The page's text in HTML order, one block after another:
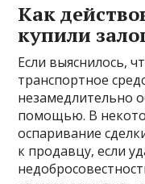
Как
купили
Если выяснилось,
транспортное
незамедлительно
помощью. В
оспаривание
к продавцу, если